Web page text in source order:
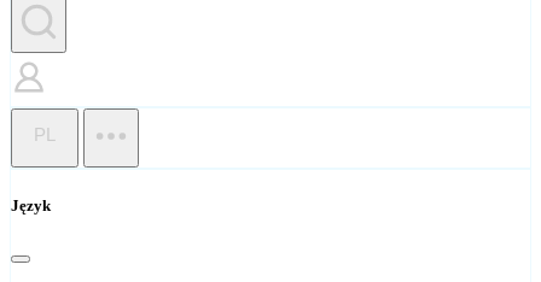
PL
Język